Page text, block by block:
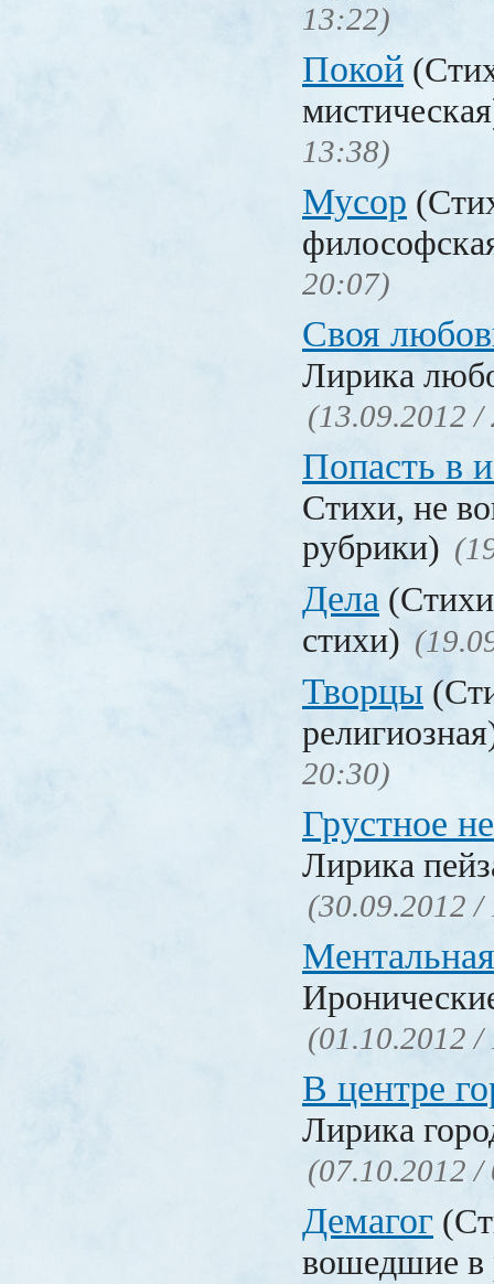
13:22)
Покой
13:38)
Мусор
20:07)
Своя
Лирика
(13.09.2012 /
Попасть в
Стихи, не
рубрики)
Дела
стихи)
Творцы
20:30)
Грустное
Лирика
(30.09.2012 /
(01.10.2012 /
В центре
Лирика
(07.10.2012 /
Демагог
вошедшие в